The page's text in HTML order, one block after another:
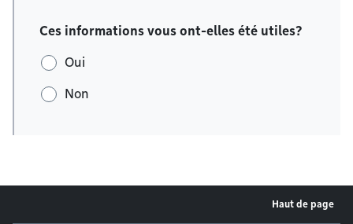
Ces informations vous ont-elles été utiles?
Oui
Non
Haut de page